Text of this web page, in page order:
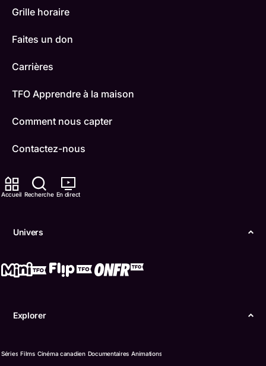
Accueil Recherche En direct
Univers
Explorer
Séries Films Cinéma canadien Documentaires Animations
Grille horaire
Faites un don
Carrières
TFO Apprendre à la maison
Comment nous capter
Contactez-nous
ONFR
Boukili
Confidentialité
langue française de l’Ontario (TFO) - 2026